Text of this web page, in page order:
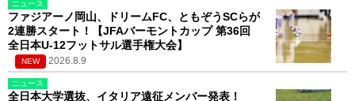
ニュース
ファジアーノ岡山、ドリームFC、ともぞうSCらが
2連勝スタート！【JFAバーモントカップ 第36回
全日本U-12フットサル選手権大会】
NEW 2026.8.9
ニュース
全日本大学選抜、イタリア遠征メンバー発表！